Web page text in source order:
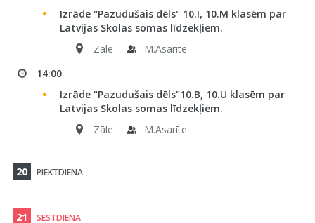
Izrāde "Pazudušais dēls" 10.I, 10.M klasēm par
Latvijas Skolas somas līdzekļiem.
Zāle
M.Asarīte
14:00
Izrāde "Pazudušais dēls"10.B, 10.U klasēm par
Latvijas Skolas somas līdzekļiem.
Zāle
M.Asarīte
20 PIEKTDIENA
21 SESTDIENA